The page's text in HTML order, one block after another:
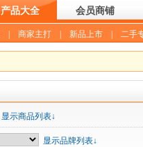
产品大全 会员商铺
商家主打 新品上市 二手
显示商品列表↓
显示品牌列表↓